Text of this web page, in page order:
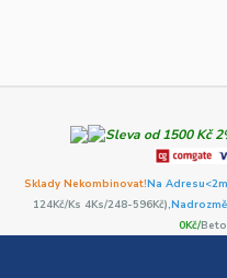
Sklady Nekombinovat!Na
124Kč/Ks 4Ks/248-596Kč)
0Kč/